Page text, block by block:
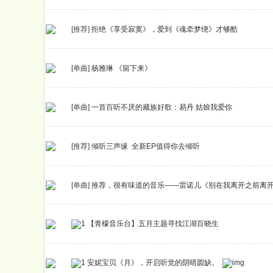
[推荐] 拒绝《享受寂寞》，爱到《魂牵梦绕》才够酷
[单曲] 杨雅琳 《留下来》
[单曲] 一首百听不厌的藏族好歌：易丹 姑娘我爱你
[推荐] 倾听三声缘 全新EP值得你去倾听
[单曲] 推荐，很有味道的音乐——雷诺儿《别在我离开之前离
【青檬音乐台】五月主题寻找江湖百晓生
安妮宝贝《月》，开启听觉的阴晴圆缺。